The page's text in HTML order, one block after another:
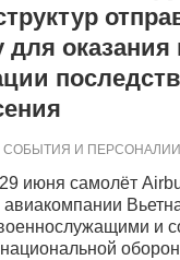
для
СОБЫТИЯ И ПЕРСОНАЛИИ
июня самолёт
и